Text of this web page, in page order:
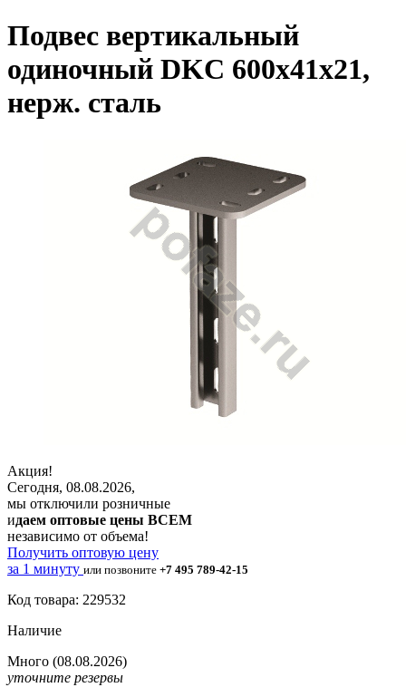
Подвес вертикальный
одиночный DKC 600х41х21,
нерж. сталь
Акция!
Сегодня, 08.08.2026,
мы отключили розничные
идаем оптовые цены ВСЕМ
независимо от объема!
Получить оптовую цену
за 1 минуту или позвоните +7 495 789-42-15
Код товара: 229532
Наличие
Много (08.08.2026)
уточните резервы